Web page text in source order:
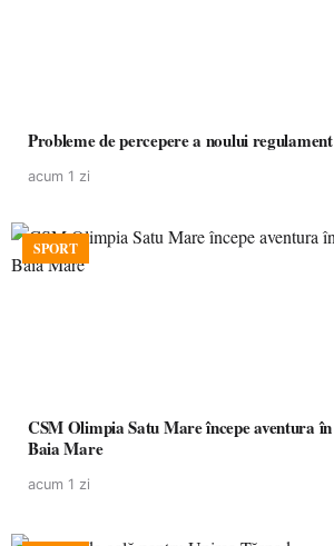
Probleme de percepere a noului regulament
acum 1 zi
SPORT
CSM Olimpia Satu Mare începe aventura în Cupa României la
Baia Mare
acum 1 zi